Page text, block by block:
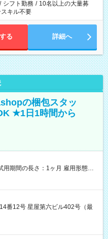
/ シフト勤務 / 10名以上の大量募
キル不要
る 詳細へ
の梱包スタッ
★1日1時間から
用期間の長さ：1ヶ月 雇用形態、
番12号 星屋第六ビル402号（最